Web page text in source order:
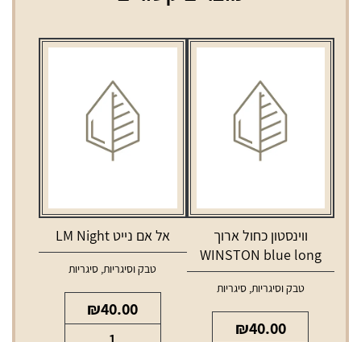
ווינסטון כחול ארוך
WINSTON blue long
טבק וסיגריות,סיגריות
₪40.00
אל אם נייט LM Night
טבק וסיגריות, סיגריות
₪40.00